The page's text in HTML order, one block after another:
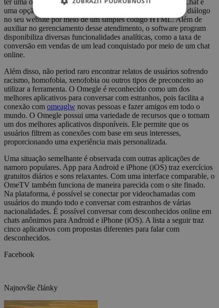
uma opção gratuita que permite a inclusão de uma caixa de diálogo
no seu website por meio de um simples código HTML. Além de
auxiliar no gerenciamento desse atendimento, o software program
disponibiliza diversas funcionalidades analíticas, como a taxa de
conversão em vendas de um lead conquistado por meio de um chat
online.
Além disso, não period raro encontrar relatos de usuários sofrendo
racismo, homofobia, xenofobia ou outros tipos de preconceito ao
utilizar a ferramenta. O Omegle é reconhecido como um dos
melhores aplicativos para conversar com estranhos, pois facilita a
conexão com omeaglw novas pessoas e fazer amigos em todo o
mundo. O Omegle possui uma variedade de recursos que o tornam
um dos melhores aplicativos disponíveis. Ele permite que os
usuários filtrem as conexões com base em seus interesses,
proporcionando uma experiência mais personalizada.
Uma situação semelhante é observada com outras aplicações de
namoro populares. App para Android e iPhone (iOS) traz exercícios
gratuitos diários e sons relaxantes. Com uma interface comparable, o
OmeTV também funciona de maneira parecida com o site finado.
Na plataforma, é possível se conectar por videochamadas com
usuários do mundo todo e conversar com estranhos de várias
nacionalidades. É possível conversar com desconhecidos online em
chats anônimos para Android e iPhone (iOS). A lista a seguir traz
cinco aplicativos com propostas diferentes para falar com
desconhecidos.
Facebook
Najnovšie články